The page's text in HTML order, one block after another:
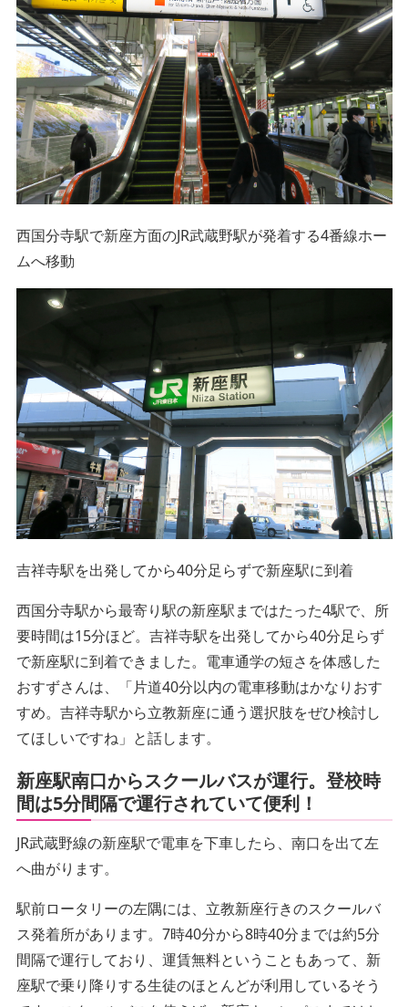
西国分寺駅で新座方面のJR武蔵野駅が発着する4番線ホー
ムへ移動
吉祥寺駅を出発してから40分足らずで新座駅に到着
西国分寺駅から最寄り駅の新座駅まではたった4駅で、所
要時間は15分ほど。吉祥寺駅を出発してから40分足らず
で新座駅に到着できました。電車通学の短さを体感した
おすずさんは、「片道40分以内の電車移動はかなりおす
すめ。吉祥寺駅から立教新座に通う選択肢をぜひ検討し
てほしいですね」と話します。
新座駅南口からスクールバスが運行。登校時
間は5分間隔で運行されていて便利！
JR武蔵野線の新座駅で電車を下車したら、南口を出て左
へ曲がります。
駅前ロータリーの左隅には、立教新座行きのスクールバ
ス発着所があります。7時40分から8時40分までは約5分
間隔で運行しており、運賃無料ということもあって、新
座駅で乗り降りする生徒のほとんどが利用しているそう